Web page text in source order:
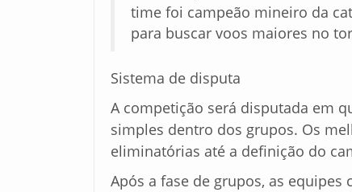
time foi campeão mineiro da
para buscar voos maiores no
Sistema de disputa
A competição será disputada em
simples dentro dos grupos. Os
eliminatórias até a definição do
Após a fase de grupos, as